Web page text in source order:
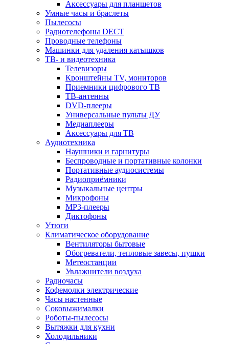
Аксессуары для планшетов
Умные часы и браслеты
Пылесосы
Радиотелефоны DECT
Проводные телефоны
Машинки для удаления катышков
ТВ- и видеотехника
Телевизоры
Кронштейны TV, мониторов
Приемники цифрового ТВ
ТВ-антенны
DVD-плееры
Универсальные пульты ДУ
Медиаплееры
Аксессуары для ТВ
Аудиотехника
Наушники и гарнитуры
Беспроводные и портативные колонки
Портативные аудиосистемы
Радиоприёмники
Музыкальные центры
Микрофоны
MP3-плееры
Диктофоны
Утюги
Климатическое оборудование
Вентиляторы бытовые
Обогреватели, тепловые завесы, пушки
Метеостанции
Увлажнители воздуха
Радиочасы
Кофемолки электрические
Часы настенные
Соковыжималки
Роботы-пылесосы
Вытяжки для кухни
Холодильники